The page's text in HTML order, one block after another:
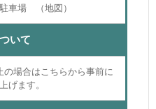
車場 （地図）
いて
場合はこちらから事前に
げます。